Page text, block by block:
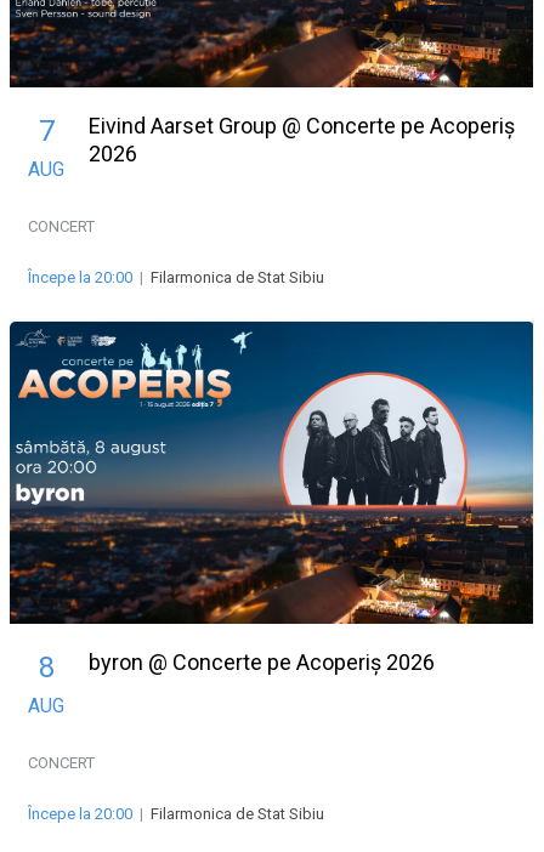
7
AUG
Eivind Aarset Group @ Concerte pe Acoperiș
2026
CONCERT
Începe la 20:00 | Filarmonica de Stat Sibiu
8
AUG
byron @ Concerte pe Acoperiș 2026
CONCERT
Începe la 20:00 | Filarmonica de Stat Sibiu